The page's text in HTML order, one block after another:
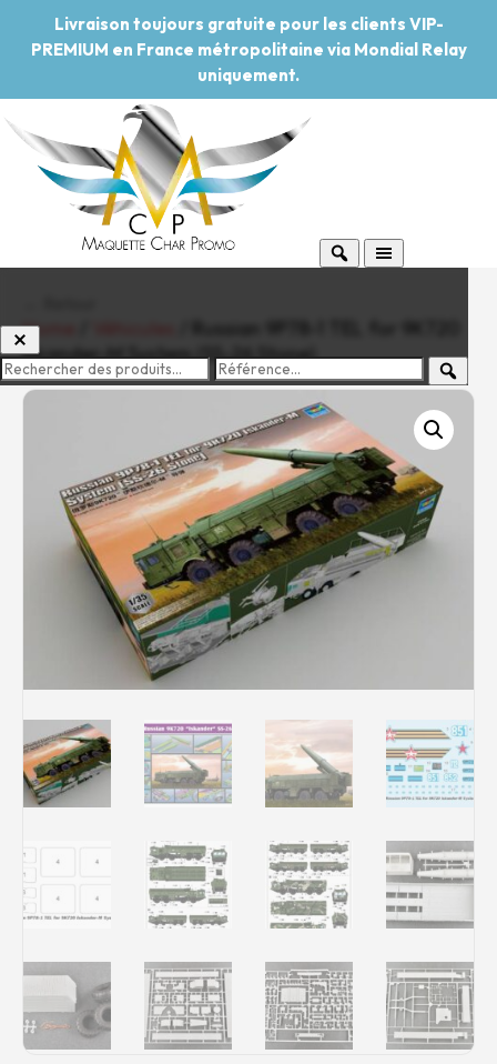
Livraison toujours gratuite pour les clients VIP-
PREMIUM en France métropolitaine via Mondial Relay
uniquement.
Pouvoir d'achat
Rechercher des produits...
Mon panier
Connexion / Inscription
Bateaux
Trains
Figurines
Peintures
Accessoires
Carte cadeau
Maquette par marque
Contact
Home
Iskander-M System (SS-26 Stone)